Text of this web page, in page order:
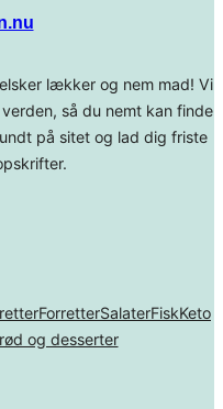
lækker og nem mad! Vi
så du nemt kan finde
på sitet og lad dig friste
ForretterSalaterFiskKeto
og desserter